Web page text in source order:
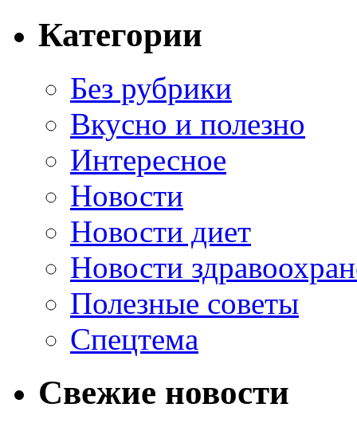
Категории
Без рубрики
Вкусно и полезно
Интересное
Новости
Новости диет
Новости
Полезные советы
Спецтема
Свежие новости